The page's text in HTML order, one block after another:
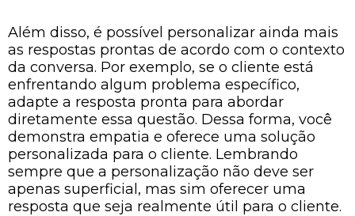
Além disso, é possível personalizar ainda mais
as respostas prontas de acordo com o contexto
da conversa. Por exemplo, se o cliente está
enfrentando algum problema específico,
adapte a resposta pronta para abordar
diretamente essa questão. Dessa forma, você
demonstra empatia e oferece uma solução
personalizada para o cliente. Lembrando
sempre que a personalização não deve ser
apenas superficial, mas sim oferecer uma
resposta que seja realmente útil para o cliente.